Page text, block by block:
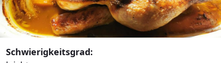
Schwierigkeitsgrad: